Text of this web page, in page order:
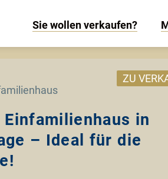
Sie wollen verkaufen?
ZU
in
– Ideal für die